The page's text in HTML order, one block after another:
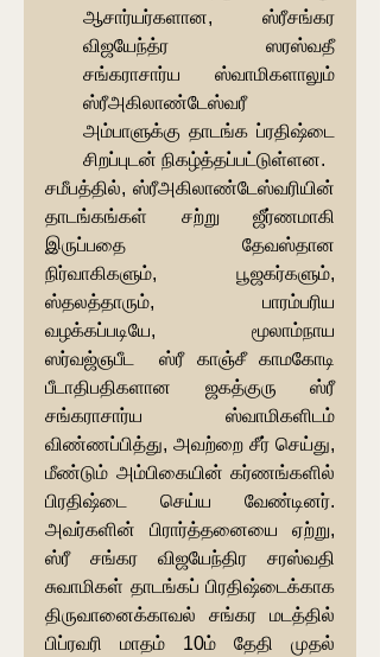
ஆசார்யர்களான, ஸ்ரீசங்கர
விஜயேந்த்ர ஸரஸ்வதீ
சங்கராசார்ய ஸ்வாமிகளாலும்
ஸ்ரீஅகிலாண்டேஸ்வரீ
அம்பாளுக்கு தாடங்க ப்ரதிஷ்டை
சிறப்புடன் நிகழ்த்தப்பட்டுள்ளன.
சமீபத்தில், ஸ்ரீஅகிலாண்டேஸ்வரியின்
தாடங்கங்கள் சற்று ஜீர்ணமாகி
இருப்பதை தேவஸ்தான
நிர்வாகிகளும், பூஜகர்களும்,
ஸ்தலத்தாரும், பாரம்பரிய
வழக்கப்படியே, மூலாம்நாய
ஸர்வஜ்ஞபீட  ஸ்ரீ காஞ்சீ காமகோடி
பீடாதிபதிகளான ஜகத்குரு ஸ்ரீ
சங்கராசார்ய ஸ்வாமிகளிடம்
விண்ணப்பித்து, அவற்றை சீர் செய்து,
மீண்டும் அம்பிகையின் கர்ணங்களில்
பிரதிஷ்டை செய்ய வேண்டினர்.
அவர்களின் பிரார்த்தனையை ஏற்று,
ஸ்ரீ சங்கர விஜயேந்திர சரஸ்வதி
சுவாமிகள் தாடங்கப் பிரதிஷ்டைக்காக
திருவானைக்காவல் சங்கர மடத்தில்
பிப்ரவரி மாதம் 10ம் தேதி முதல்